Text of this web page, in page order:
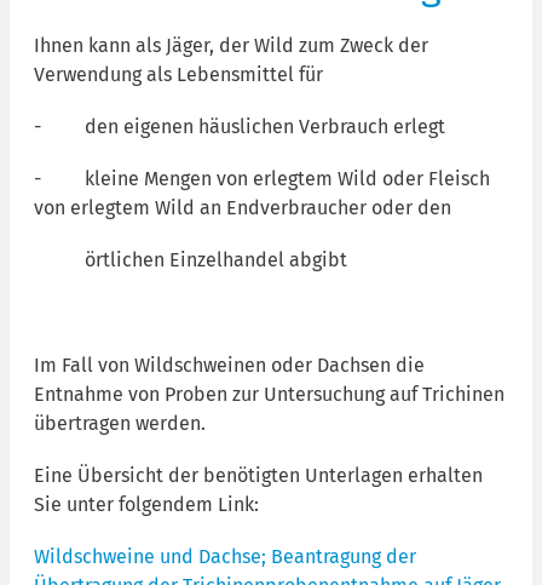
Ihnen kann als Jäger, der Wild zum Zweck der
Verwendung als Lebensmittel für
- den eigenen häuslichen Verbrauch erlegt
- kleine Mengen von erlegtem Wild oder Fleisch
von erlegtem Wild an Endverbraucher oder den
örtlichen Einzelhandel abgibt
Im Fall von Wildschweinen oder Dachsen die
Entnahme von Proben zur Untersuchung auf Trichinen
übertragen werden.
Eine Übersicht der benötigten Unterlagen erhalten
Sie unter folgendem Link:
Wildschweine und Dachse; Beantragung der